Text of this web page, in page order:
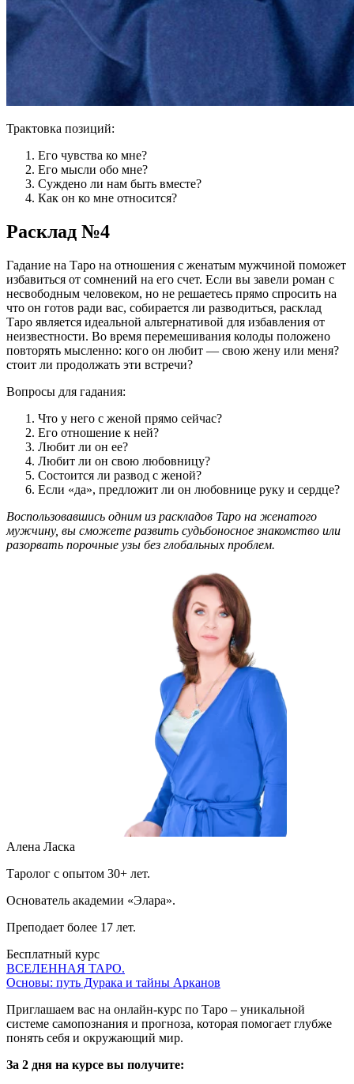
Трактовка позиций:
Его чувства ко мне?
Его мысли обо мне?
Суждено ли нам быть вместе?
Как он ко мне относится?
Расклад №4
Гадание на Таро на отношения с женатым мужчиной поможет
избавиться от сомнений на его счет. Если вы завели роман с
несвободным человеком, но не решаетесь прямо спросить на
что он готов ради вас, собирается ли разводиться, расклад
Таро является идеальной альтернативой для избавления от
неизвестности. Во время перемешивания колоды положено
повторять мысленно: кого он любит — свою жену или меня?
стоит ли продолжать эти встречи?
Вопросы для гадания:
Что у него с женой прямо сейчас?
Его отношение к ней?
Любит ли он ее?
Любит ли он свою любовницу?
Состоится ли развод с женой?
Если «да», предложит ли он любовнице руку и сердце?
Воспользовавшись одним из раскладов Таро на женатого
мужчину, вы сможете развить судьбоносное знакомство или
разорвать порочные узы без глобальных проблем.
Алена Ласка
Таролог с опытом 30+ лет.
Основатель академии «Элара».
Преподает более 17 лет.
Бесплатный курс
ВСЕЛЕННАЯ ТАРО.
Основы: путь Дурака и тайны Арканов
Приглашаем вас на онлайн-курс по Таро – уникальной
системе самопознания и прогноза, которая помогает глубже
понять себя и окружающий мир.
За 2 дня на курсе вы получите: